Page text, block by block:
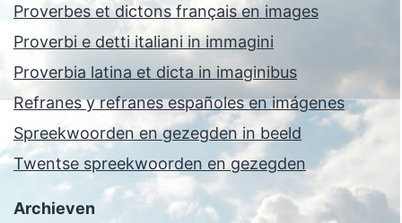
Proverbes et dictons français en images
Proverbi e detti italiani in immagini
Proverbia latina et dicta in imaginibus
Refranes y refranes españoles en imágenes
Spreekwoorden en gezegden in beeld
Twentse spreekwoorden en gezegden
Archieven